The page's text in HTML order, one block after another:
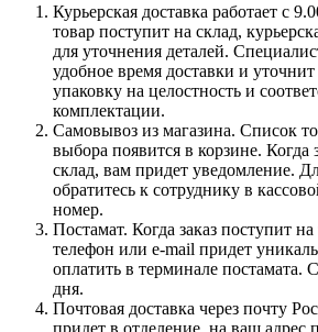
Курьерская доставка работает с
товар поступит на склад,
для уточнения деталей.
удобное время доставки и
упаковку на целостность и
комплектации.
Самовывоз из магазина. Список
выбора появится в корзине. Когда
склад, вам придет уведомление.
обратитесь к сотруднику в
номер.
Постамат. Когда заказ поступит
телефон или e-mail придет
оплатить в терминале
дня.
Почтовая доставка через почту
придет в отделение, на ваш адрес